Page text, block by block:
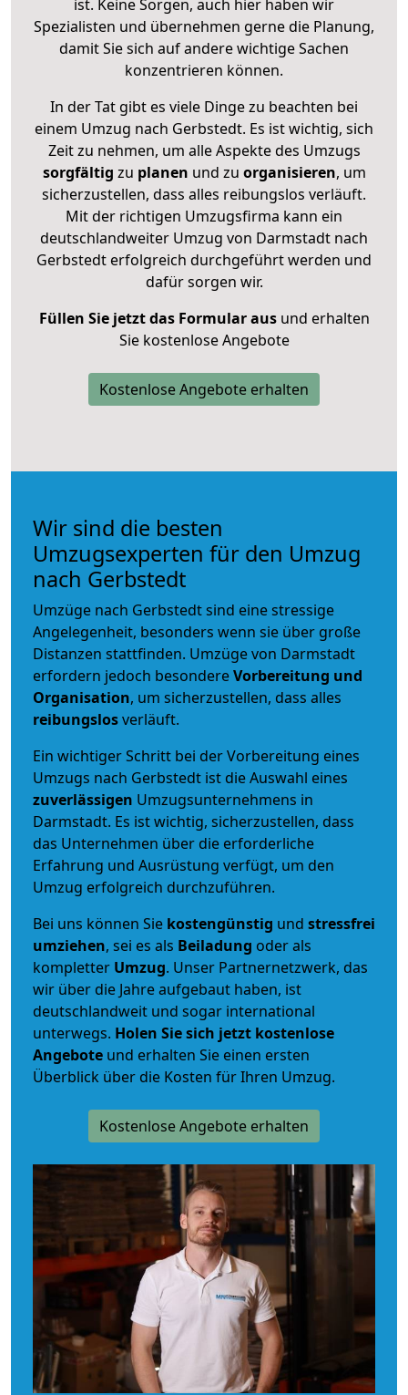
ist. Keine Sorgen, auch hier haben wir
Spezialisten und übernehmen gerne die Planung,
damit Sie sich auf andere wichtige Sachen
konzentrieren können.
In der Tat gibt es viele Dinge zu beachten bei
einem Umzug nach Gerbstedt. Es ist wichtig, sich
Zeit zu nehmen, um alle Aspekte des Umzugs
sorgfältig zu planen und zu organisieren, um
sicherzustellen, dass alles reibungslos verläuft.
Mit der richtigen Umzugsfirma kann ein
deutschlandweiter Umzug von Darmstadt nach
Gerbstedt erfolgreich durchgeführt werden und
dafür sorgen wir.
Füllen Sie jetzt das Formular ausund erhalten
Sie kostenlose Angebote
Kostenlose Angebote erhalten
Wir sind die besten
Umzugsexperten für den Umzug
nach Gerbstedt
Umzüge nach Gerbstedt sind eine stressige
Angelegenheit, besonders wenn sie über große
Distanzen stattfinden. Umzüge von Darmstadt
erfordern jedoch besondereVorbereitung und
Organisation, um sicherzustellen, dass alles
reibungslosverläuft.
Ein wichtiger Schritt bei der Vorbereitung eines
Umzugs nach Gerbstedt ist die Auswahl eines
zuverlässigen Umzugsunternehmens in
Darmstadt. Es ist wichtig, sicherzustellen, dass
das Unternehmen über die erforderliche
Erfahrung und Ausrüstung verfügt, um den
Umzug erfolgreich durchzuführen.
Bei uns können Sie kostengünstig und stressfrei
umziehen, sei es als Beiladung oder als
kompletter Umzug. Unser Partnernetzwerk, das
wir über die Jahre aufgebaut haben, ist
deutschlandweit und sogar international
unterwegs. Holen Sie sich jetzt kostenlose
Angebote und erhalten Sie einen ersten
Überblick über die Kosten für Ihren Umzug.
Kostenlose Angebote erhalten